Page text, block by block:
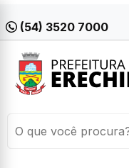
(54) 3520 7000